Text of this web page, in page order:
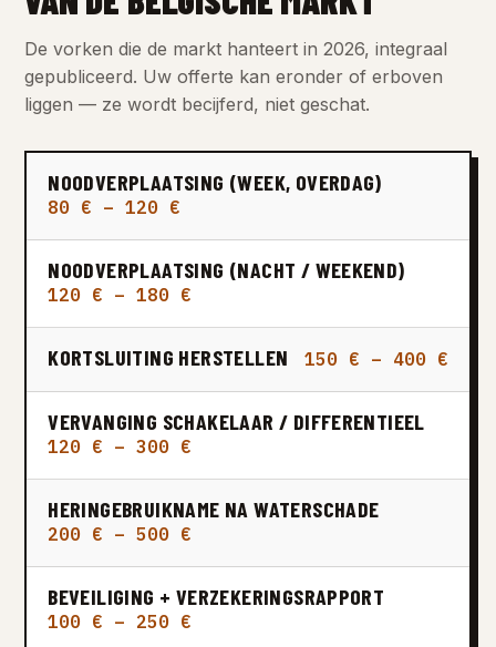
De vorken die de markt hanteert in 2026, integraal
gepubliceerd. Uw offerte kan eronder of erboven
liggen — ze wordt becijferd, niet geschat.
NOODVERPLAATSING (WEEK, OVERDAG)
80 € – 120 €
NOODVERPLAATSING (NACHT / WEEKEND)
120 € – 180 €
KORTSLUITING HERSTELLEN 150 € – 400 €
VERVANGING SCHAKELAAR / DIFFERENTIEEL
120 € – 300 €
HERINGEBRUIKNAME NA WATERSCHADE
200 € – 500 €
BEVEILIGING + VERZEKERINGSRAPPORT
100 € – 250 €